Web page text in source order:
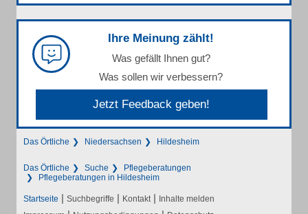
Ihre Meinung zählt!
Was gefällt Ihnen gut?
Was sollen wir verbessern?
Jetzt Feedback geben!
Das Örtliche Niedersachsen Hildesheim
Das Örtliche Suche
Pflegeberatungen
Pflegeberatungen in Hildesheim
Startseite | Suchbegriffe | Kontakt | Inhalte melden